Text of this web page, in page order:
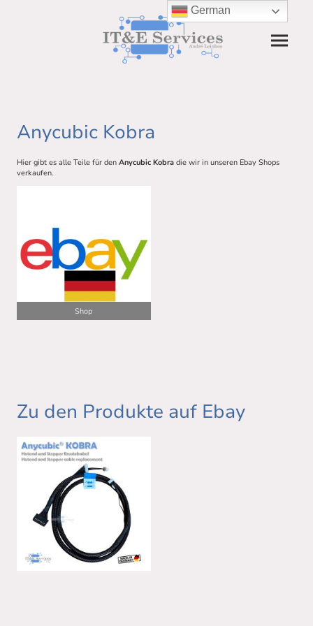
Anycubic Kobra
Hier gibt es alle Teile für den Anycubic Kobra die wir in unseren Ebay Shops
verkaufen.
Shop
Zu den Produkte auf Ebay
German